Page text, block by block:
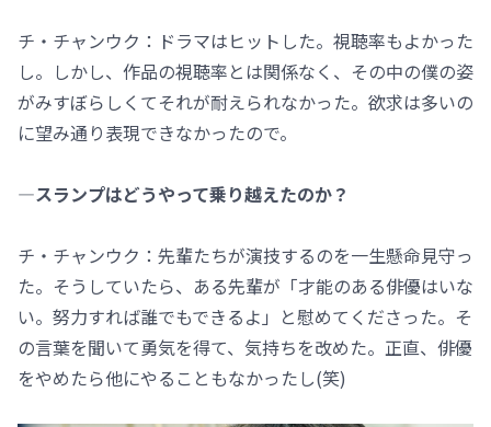
チ・チャンウク：ドラマはヒットした。視聴率もよかった
し。しかし、作品の視聴率とは関係なく、その中の僕の姿
がみすぼらしくてそれが耐えられなかった。欲求は多いの
に望み通り表現できなかったので。
―スランプはどうやって乗り越えたのか？
チ・チャンウク：先輩たちが演技するのを一生懸命見守っ
た。そうしていたら、ある先輩が「才能のある俳優はいな
い。努力すれば誰でもできるよ」と慰めてくださった。そ
の言葉を聞いて勇気を得て、気持ちを改めた。正直、俳優
をやめたら他にやることもなかったし(笑)